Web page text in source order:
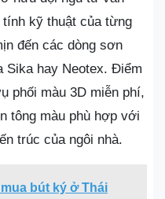
kỹ thuật của từng
đến các dòng sơn
Sika hay Neotex. Điểm
phối màu 3D miễn phí,
tông màu phù hợp với
trúc của ngôi nhà.
bút ký ở Thái